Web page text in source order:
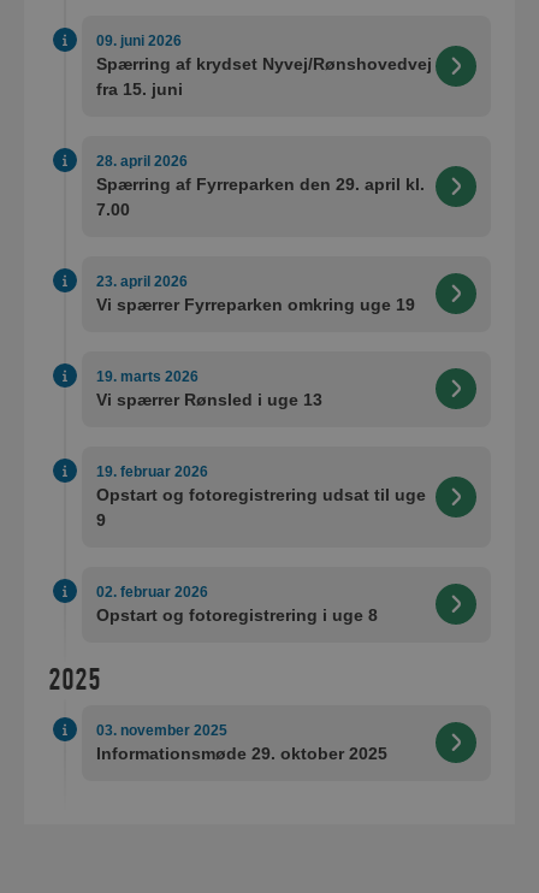
09. juni 2026
Spærring af krydset Nyvej/Rønshovedvej
fra 15. juni
28. april 2026
Spærring af Fyrreparken den 29. april kl.
7.00
23. april 2026
Vi spærrer Fyrreparken omkring uge 19
19. marts 2026
Vi spærrer Rønsled i uge 13
19. februar 2026
Opstart og fotoregistrering udsat til uge
9
02. februar 2026
Opstart og fotoregistrering i uge 8
2025
03. november 2025
Informationsmøde 29. oktober 2025